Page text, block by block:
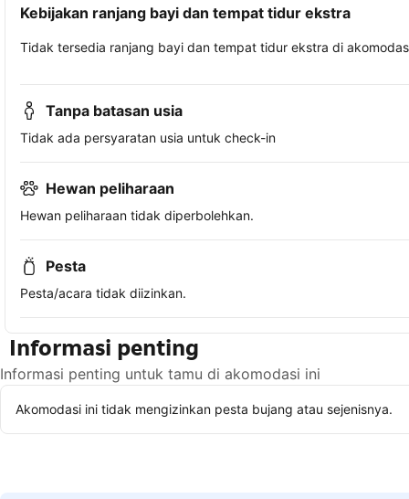
Kebijakan ranjang bayi dan tempat tidur ekstra
Tidak tersedia ranjang bayi dan tempat tidur ekstra di
Tanpa batasan usia
Tidak ada persyaratan usia untuk check-in
Hewan peliharaan
Hewan peliharaan tidak diperbolehkan.
Pesta
Pesta/acara tidak diizinkan.
Informasi penting
Informasi penting untuk tamu di akomodasi ini
Akomodasi ini tidak mengizinkan pesta bujang atau sejenisnya.